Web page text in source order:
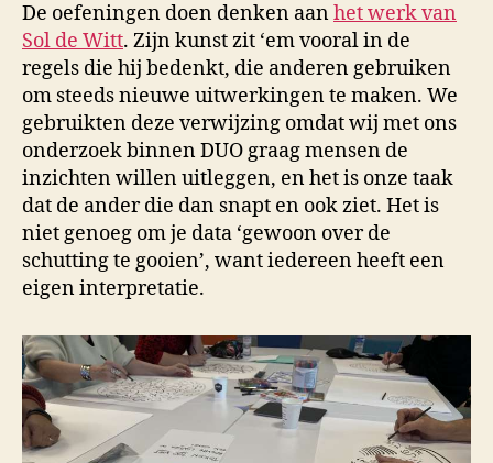
De oefeningen doen denken aanhet werk van
Sol de Witt. Zijn kunst zit ‘em vooral in de
regels die hij bedenkt, die anderen gebruiken
om steeds nieuwe uitwerkingen te maken. We
gebruikten deze verwijzing omdat wij met ons
onderzoek binnen DUO graag mensen de
inzichten willen uitleggen, en het is onze taak
dat de ander die dan snapt en ook ziet. Het is
niet genoeg om je data ‘gewoon over de
schutting te gooien’, want iedereen heeft een
eigen interpretatie.